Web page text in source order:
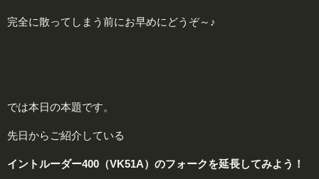
完全に散ってしまう前にお早めにどうぞ～♪
では本日の本題です。
先日からご紹介している
イントルーダー400（VK51A）のフォークを延長してみよう！